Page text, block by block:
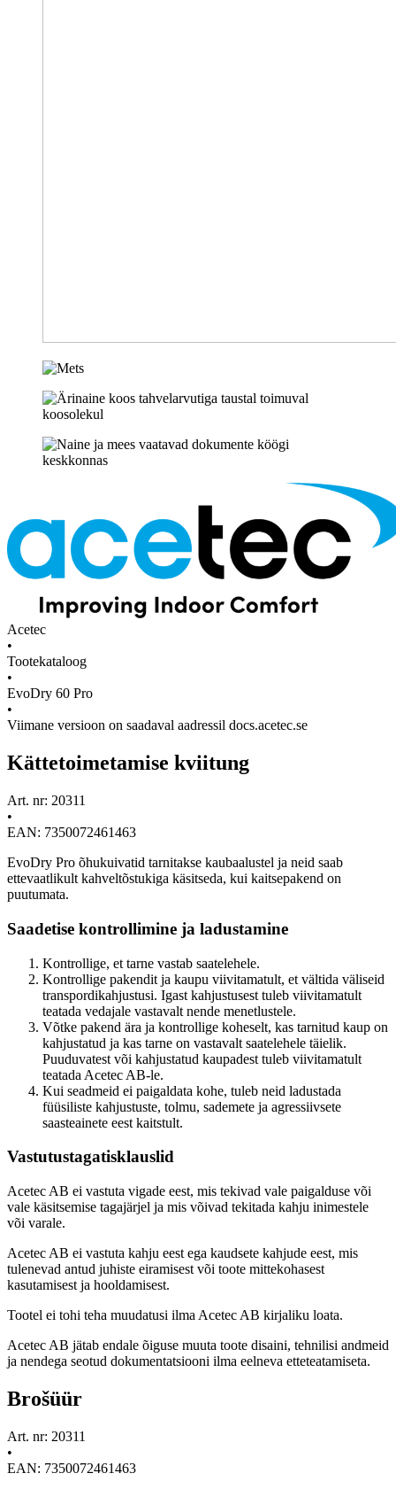
Acetec
•
Tootekataloog
•
EvoDry 60 Pro
•
Viimane versioon on saadaval aadressil docs.acetec.se
Kättetoimetamise kviitung
Art. nr: 20311
•
EAN: 7350072461463
EvoDry Pro õhukuivatid tarnitakse kaubaalustel ja neid saab
ettevaatlikult kahveltõstukiga käsitseda, kui kaitsepakend on
puutumata.
Saadetise kontrollimine ja ladustamine
Kontrollige, et tarne vastab saatelehele.
Kontrollige pakendit ja kaupu viivitamatult, et vältida väliseid
transpordikahjustusi. Igast kahjustusest tuleb viivitamatult
teatada vedajale vastavalt nende menetlustele.
Võtke pakend ära ja kontrollige koheselt, kas tarnitud kaup on
kahjustatud ja kas tarne on vastavalt saatelehele täielik.
Puuduvatest või kahjustatud kaupadest tuleb viivitamatult
teatada Acetec AB-le.
Kui seadmeid ei paigaldata kohe, tuleb neid ladustada
füüsiliste kahjustuste, tolmu, sademete ja agressiivsete
saasteainete eest kaitstult.
Vastutustagatisklauslid
Acetec AB ei vastuta vigade eest, mis tekivad vale paigalduse või
vale käsitsemise tagajärjel ja mis võivad tekitada kahju inimestele
või varale.
Acetec AB ei vastuta kahju eest ega kaudsete kahjude eest, mis
tulenevad antud juhiste eiramisest või toote mittekohasest
kasutamisest ja hooldamisest.
Tootel ei tohi teha muudatusi ilma Acetec AB kirjaliku loata.
Acetec AB jätab endale õiguse muuta toote disaini, tehnilisi andmeid
ja nendega seotud dokumentatsiooni ilma eelneva etteteatamiseta.
Brošüür
Art. nr: 20311
•
EAN: 7350072461463